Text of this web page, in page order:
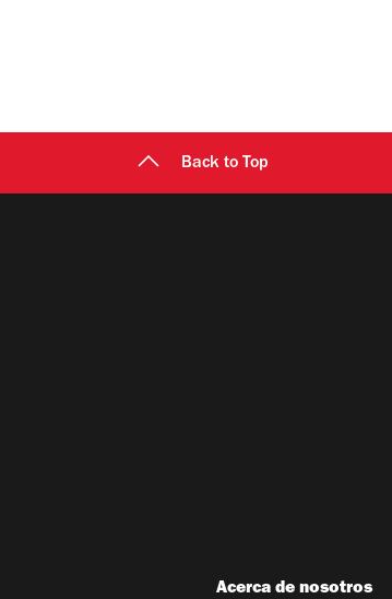
Back to Top
Acerca de nosotros